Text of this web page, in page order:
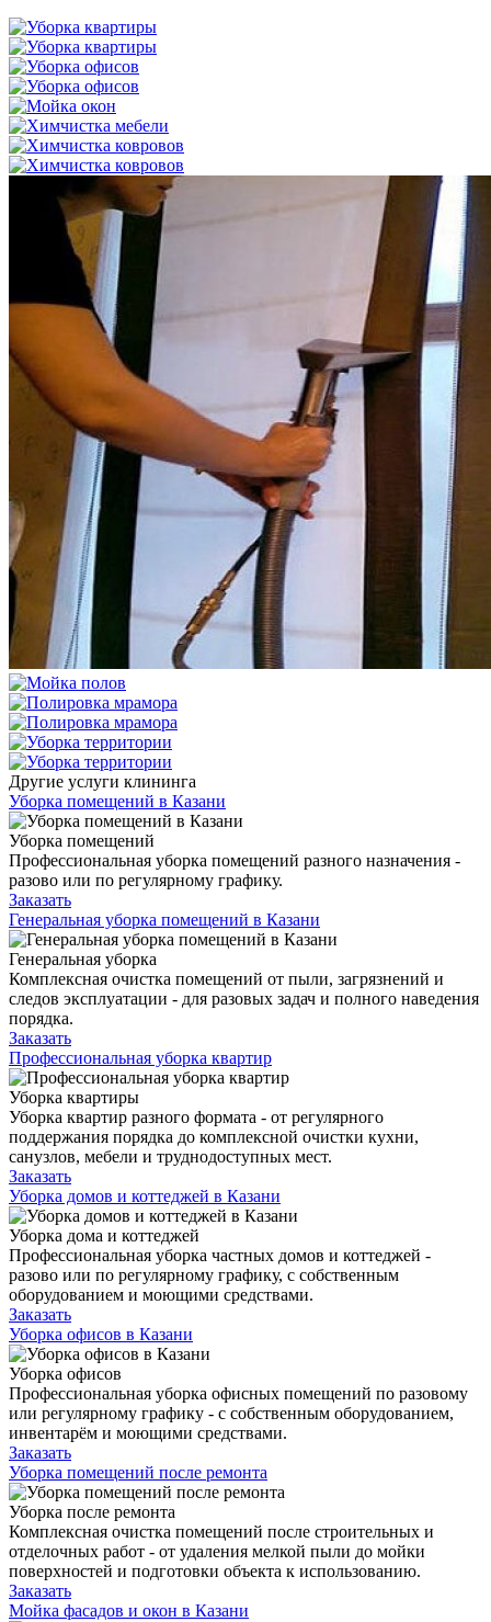
Другие услуги клининга
Уборка помещений в Казани
Уборка помещений
Профессиональная уборка помещений разного назначения -
разово или по регулярному графику.
Заказать
Генеральная уборка помещений в Казани
Генеральная уборка
Комплексная очистка помещений от пыли, загрязнений и
следов эксплуатации - для разовых задач и полного наведения
порядка.
Заказать
Профессиональная уборка квартир
Уборка квартиры
Уборка квартир разного формата - от регулярного
поддержания порядка до комплексной очистки кухни,
санузлов, мебели и труднодоступных мест.
Заказать
Уборка домов и коттеджей в Казани
Уборка дома и коттеджей
Профессиональная уборка частных домов и коттеджей -
разово или по регулярному графику, с собственным
оборудованием и моющими средствами.
Заказать
Уборка офисов в Казани
Уборка офисов
Профессиональная уборка офисных помещений по разовому
или регулярному графику - с собственным оборудованием,
инвентарём и моющими средствами.
Заказать
Уборка помещений после ремонта
Уборка после ремонта
Комплексная очистка помещений после строительных и
отделочных работ - от удаления мелкой пыли до мойки
поверхностей и подготовки объекта к использованию.
Заказать
Мойка фасадов и окон в Казани